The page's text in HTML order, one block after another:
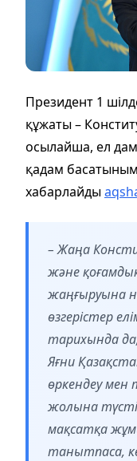
Президент 1
құжаты –
осылайша, ел
қадам
хабарлайды
– Жаңа
және
жаңғыруына
өзгерістер
тарихында
Яғни
өркендеу мен
жолына
мақсатқа
танытпаса,